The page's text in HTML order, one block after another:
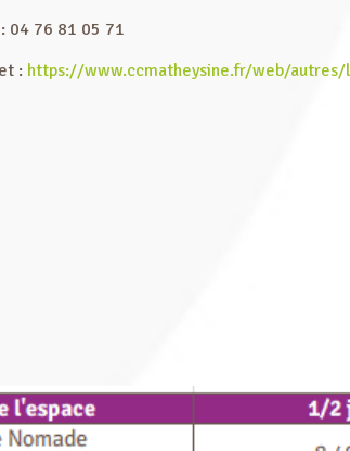
04 76 81 05 71
: https://www.ccmatheysine.fr/web/